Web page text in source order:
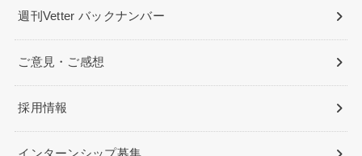
週刊Vetter バックナンバー
ご意見・ご感想
採用情報